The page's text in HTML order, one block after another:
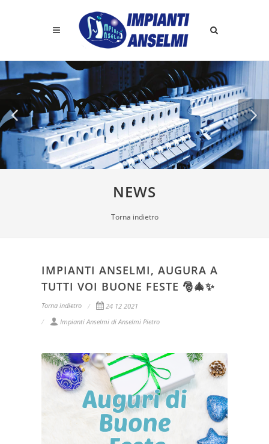
NEWS
Torna indietro
IMPIANTI ANSELMI, AUGURA A
TUTTI VOI BUONE FESTE 🎅🎄✨
Torna indietro
24 12 2021
Impianti Anselmi di Anselmi Pietro